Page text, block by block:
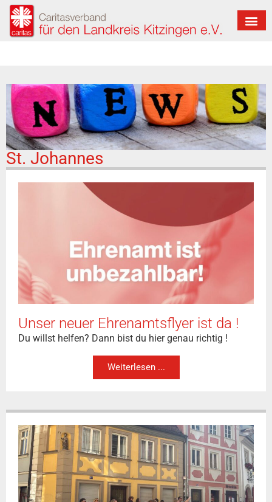
St. Johannes
Unser neuer Ehrenamtsflyer ist da !
Du willst helfen? Dann bist du hier genau richtig !
Weiterlesen ...